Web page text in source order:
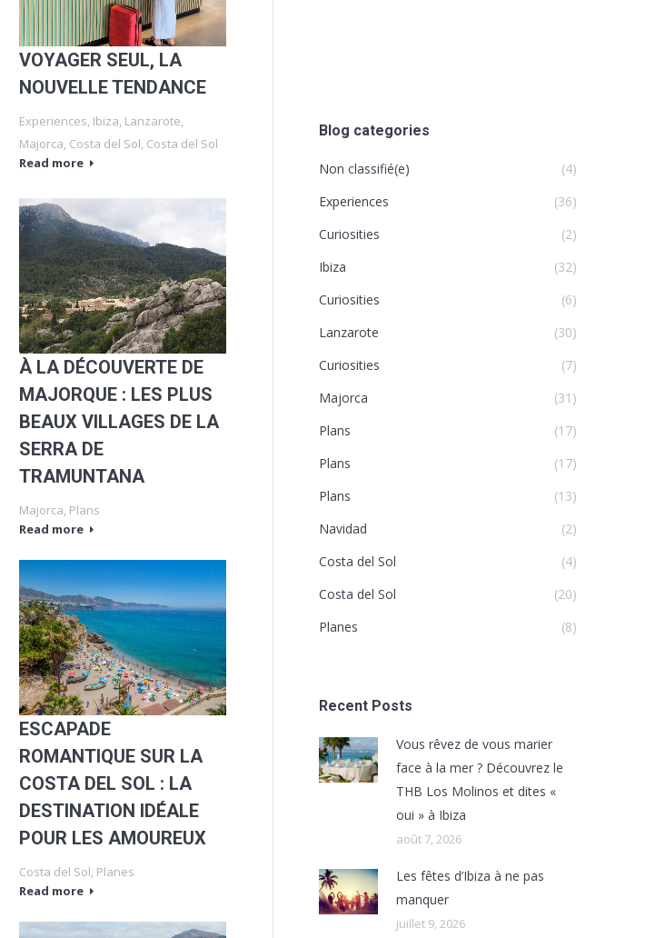
VOYAGER SEUL, LA
NOUVELLE TENDANCE
Experiences, Ibiza, Lanzarote,
Majorca, Costa del Sol, Costa del Sol
Read more
À LA DÉCOUVERTE DE
MAJORQUE : LES PLUS
BEAUX VILLAGES DE LA
SERRA DE
TRAMUNTANA
Majorca, Plans
Read more
ESCAPADE
ROMANTIQUE SUR LA
COSTA DEL SOL : LA
DESTINATION IDÉALE
POUR LES AMOUREUX
Costa del Sol, Planes
Read more
Blog categories
Non classifié(e)
(4)
Experiences
(36)
Curiosities
(2)
Ibiza
(32)
Curiosities
(6)
Lanzarote
(30)
Curiosities
(7)
Majorca
(31)
Plans
(17)
Plans
(17)
Plans
(13)
Navidad
(2)
Costa del Sol
(4)
Costa del Sol
(20)
Planes
(8)
Recent Posts
Vous rêvez de vous marier
face à la mer ? Découvrez le
THB Los Molinos et dites «
oui » à Ibiza
août 7, 2026
Les fêtes d’Ibiza à ne pas
manquer
juillet 9, 2026